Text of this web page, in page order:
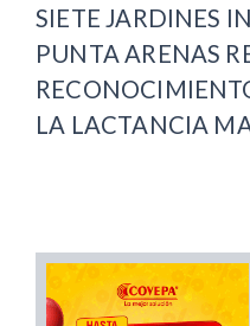
SIETE JARDINES
PUNTA ARENAS
LA LACTANCIA